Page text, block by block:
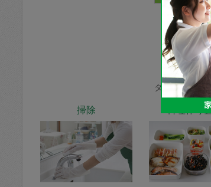
家
タスカジで依
掃除 料理作り